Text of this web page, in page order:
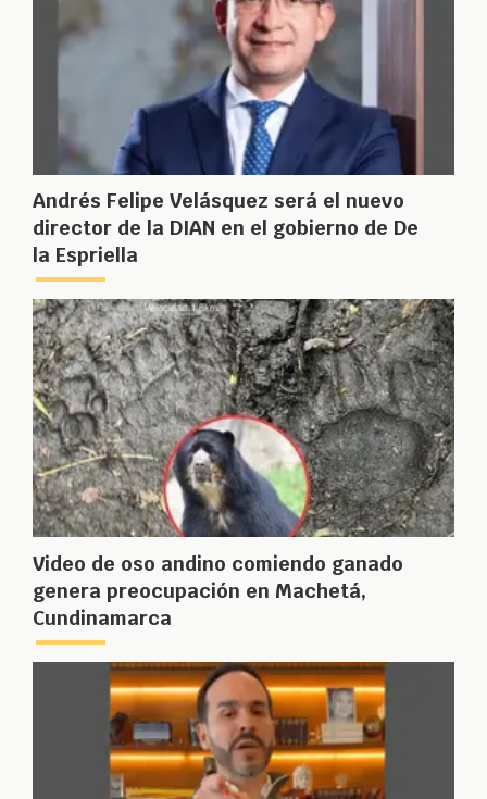
Andrés Felipe Velásquez será el nuevo
director de la DIAN en el gobierno de De
la Espriella
Video de oso andino comiendo ganado
genera preocupación en Machetá,
Cundinamarca